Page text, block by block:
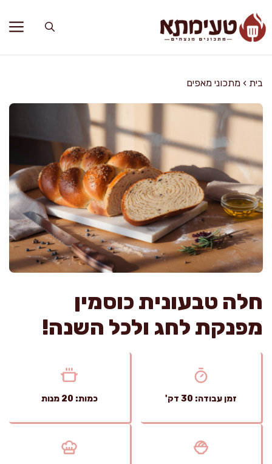
לתוכן
בית › מתכוני מאפים
חלה טבעונית כוסמין
מפנקת לחג ולכל השנה!
זמן עבודה: 30 דק' כמות: 20 מנות